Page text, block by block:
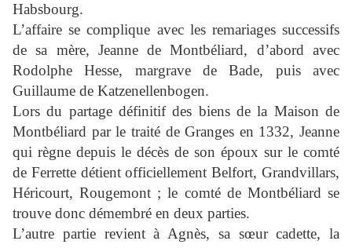
Habsbourg.
L’affaire se complique avec les remariages successifs
de sa mère, Jeanne de Montbéliard, d’abord avec
Rodolphe Hesse, margrave de Bade, puis avec
Guillaume de Katzenellenbogen.
Lors du partage définitif des biens de la Maison de
Montbéliard par le traité de Granges en 1332, Jeanne
qui règne depuis le décès de son époux sur le comté
de Ferrette détient officiellement Belfort, Grandvillars,
Héricourt, Rougemont ; le comté de Montbéliard se
trouve donc démembré en deux parties.
L’autre partie revient à Agnès, sa sœur cadette, la